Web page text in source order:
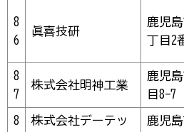
8
6
眞喜技研
鹿児
丁目2
8
7
株式会社明神工業
鹿児
目8-7
8
株式会社デーテッ
鹿児